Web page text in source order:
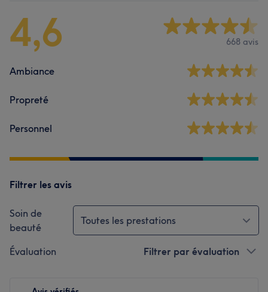
4,6 668 avis
Ambiance
Propreté
Personnel
Filtrer les avis
Soin de
beauté
Toutes les prestations
Évaluation Filtrer par évaluation